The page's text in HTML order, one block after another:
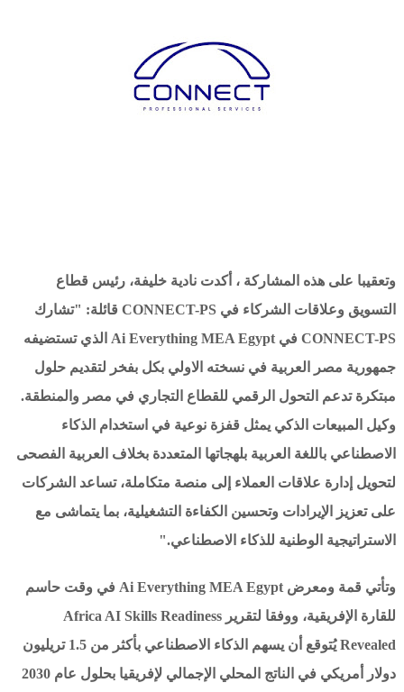
وتعقيبا على هذه المشاركة ، أكدت نادية خليفة، رئيس قطاع
التسويق وعلاقات الشركاء في CONNECT-PS قائلة: "تشارك
CONNECT-PS في Ai Everything MEA Egypt الذي تستضيفه
جمهورية مصر العربية في نسخته الاولي بكل بفخر لتقديم حلول
مبتكرة تدعم التحول الرقمي للقطاع التجاري في مصر والمنطقة.
وكيل المبيعات الذكي يمثل قفزة نوعية في استخدام الذكاء
الاصطناعي باللغة العربية بلهجاتها المتعددة بخلاف العربية الفصحى
لتحويل إدارة علاقات العملاء إلى منصة متكاملة، تساعد الشركات
على تعزيز الإيرادات وتحسين الكفاءة التشغيلية، بما يتماشى مع
الاستراتيجية الوطنية للذكاء الاصطناعي."
وتأتي قمة ومعرض Ai Everything MEA Egypt في وقت حاسم
للقارة الإفريقية، ووفقا لتقرير Africa AI Skills Readiness
Revealed يُتوقع أن يسهم الذكاء الاصطناعي بأكثر من 1.5 تريليون
دولار أمريكي في الناتج المحلي الإجمالي لإفريقيا بحلول عام 2030